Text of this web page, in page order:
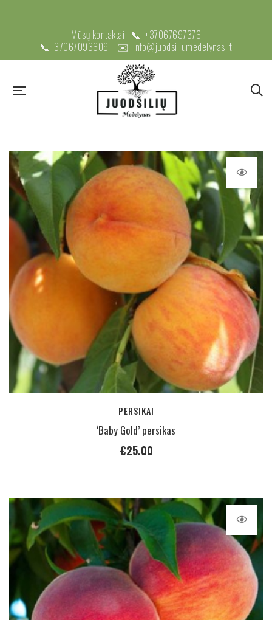
Mūsų kontaktai 📞 +37067697376
📞+37067093609 ✉️ info@juodsiliumedelynas.lt
PERSIKAI
‘Baby Gold’ persikas
€25.00